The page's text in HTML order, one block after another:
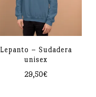
opciones
se
pueden
elegir
en
Lepanto – Sudadera
unisex
29,50€